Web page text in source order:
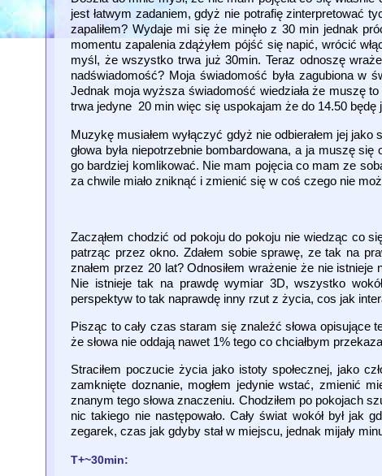
jest łatwym zadaniem, gdyż nie potrafię zinterpretować
zapaliłem? Wydaje mi się że minęło z 30 min jednak
momentu zapalenia zdążyłem pójść się napić, wrócić
myśl, że wszystko trwa już 30min. Teraz odnoszę
nadświadomość? Moja świadomość była zagubiona w
Jednak moja wyższa świadomość wiedziała że muszę
trwa jedyne 20 min więc się uspokajam że do 14.50 będę
Muzykę musiałem wyłączyć gdyż nie odbierałem jej
głowa była niepotrzebnie bombardowana, a ja muszę
go bardziej komlikować. Nie mam pojęcia co mam ze
za chwile miało zniknąć i zmienić się w coś czego nie
Zacząłem chodzić od pokoju do pokoju nie wiedząc co
patrząc przez okno. Zdałem sobie sprawę, ze tak na
znałem przez 20 lat? Odnosiłem wrażenie że nie
Nie istnieje tak na prawdę wymiar 3D, wszystko
perspektyw to tak naprawdę inny rzut z życia, cos jak
Pisząc to cały czas staram się znaleźć słowa opisujące
że słowa nie oddają nawet 1% tego co chciałbym
Straciłem poczucie życia jako istoty społecznej, jako
zamknięte doznanie, mogłem jedynie wstać, zmienić
znanym tego słowa znaczeniu. Chodziłem po pokojach
nic takiego nie następowało. Cały świat wokół był
zegarek, czas jak gdyby stał w miejscu, jednak mijały
T+~30min: